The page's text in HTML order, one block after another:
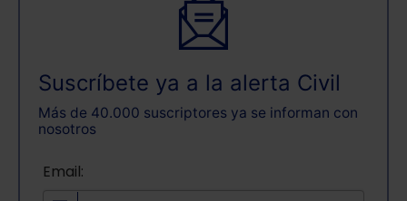
Suscríbete ya a la alerta Civil
Más de 40.000 suscriptores ya se informan con
nosotros
Email: